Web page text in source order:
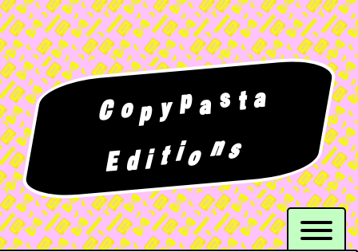
Cop y pa s ta
Editio ns